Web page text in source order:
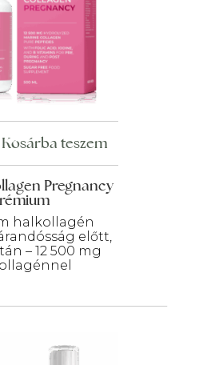
Pregnancy
halkollagén
előtt,
– 12 500 mg
Kosárba teszem